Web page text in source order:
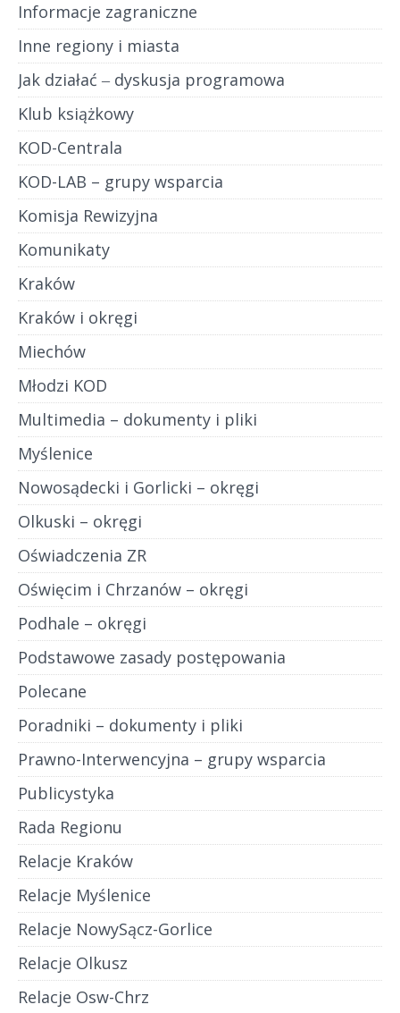
Informacje zagraniczne
Inne regiony i miasta
Jak działać ‒ dyskusja programowa
Klub książkowy
KOD-Centrala
KOD-LAB – grupy wsparcia
Komisja Rewizyjna
Komunikaty
Kraków
Kraków i okręgi
Miechów
Młodzi KOD
Multimedia – dokumenty i pliki
Myślenice
Nowosądecki i Gorlicki – okręgi
Olkuski – okręgi
Oświadczenia ZR
Oświęcim i Chrzanów – okręgi
Podhale – okręgi
Podstawowe zasady postępowania
Polecane
Poradniki – dokumenty i pliki
Prawno-Interwencyjna – grupy wsparcia
Publicystyka
Rada Regionu
Relacje Kraków
Relacje Myślenice
Relacje NowySącz-Gorlice
Relacje Olkusz
Relacje Osw-Chrz